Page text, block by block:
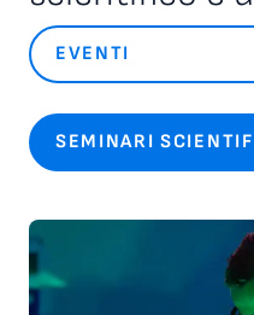
e sulla responsabilità
scientifiche e professionali.
EVENTI
SEMINARI